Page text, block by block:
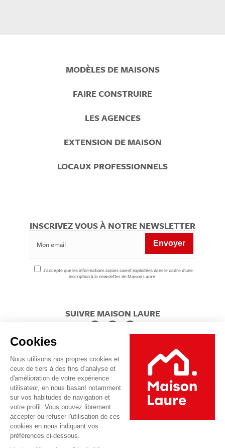
MODÈLES DE MAISONS
FAIRE CONSTRUIRE
LES AGENCES
EXTENSION DE MAISON
LOCAUX PROFESSIONNELS
INSCRIVEZ VOUS À NOTRE NEWSLETTER
J'accepte que les informations saisies soient exploitées dans le cadre d'une
inscription à la newsletter de Maison Laure.
SUIVRE MAISON LAURE
Footer
Cookies
Nous utilisons nos propres cookies et
ceux de tiers à des fins d’analyse et
d'amélioration de votre expérience
utilisateur, en nous basant notamment
sur vos habitudes de navigation et
votre profil. Vous pouvez librement
accepter ou refuser l'utilisation de ces
cookies en nous indiquant vos
préférences ci-dessous.